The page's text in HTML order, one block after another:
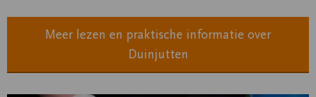
Meer lezen en praktische informatie over
Duinjutten